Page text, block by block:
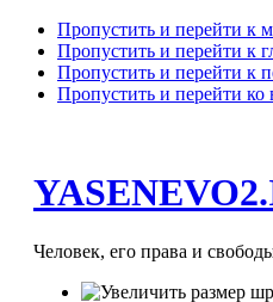
Пропустить и перейти к
Пропустить и перейти к
Пропустить и перейти к
Пропустить и перейти ко
Человек, его права и